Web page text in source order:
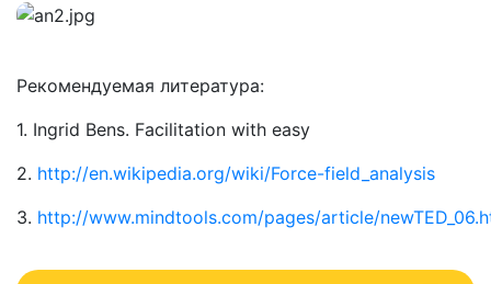
Рекомендуемая литература:
1. Ingrid Bens. Facilitation with easy
2. http://en.wikipedia.org/wiki/Force-field_analysis
3. http://www.mindtools.com/pages/article/